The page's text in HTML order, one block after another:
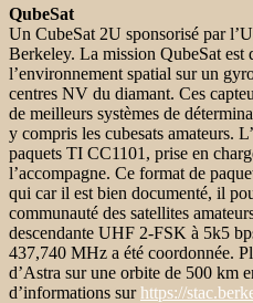
QubeSat
Un CubeSat 2U sponsorisé par
Berkeley. La mission QubeSat est
l’environnement spatial sur un
centres NV du diamant. Ces
de meilleurs systèmes de
y compris les cubesats amateurs.
paquets TI CC1101, prise en
l’accompagne. Ce format de
qui car il est bien documenté, il
communauté des satellites
descendante UHF 2-FSK à 5k5
437,740 MHz a été coordonnée.
d’Astra sur une orbite de 500 km
d’informations surhttps://